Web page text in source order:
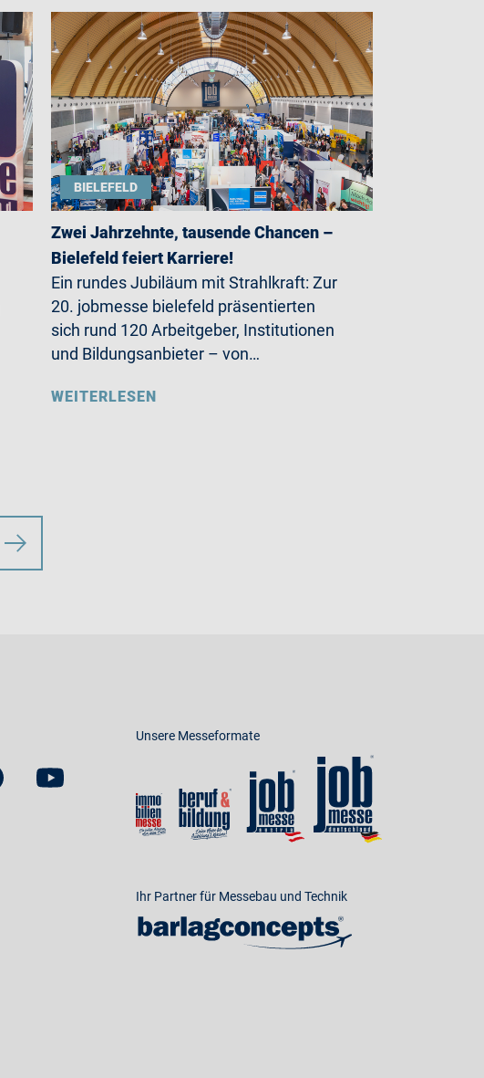
BIELEFELD
Zwei Jahrzehnte, tausende Chancen –
Bielefeld feiert Karriere!
Ein rundes Jubiläum mit Strahlkraft: Zur
20. jobmesse bielefeld präsentierten
sich rund 120 Arbeitgeber, Institutionen
und Bildungsanbieter – von…
WEITERLESEN
Unsere Messeformate
Ihr Partner für Messebau und Technik